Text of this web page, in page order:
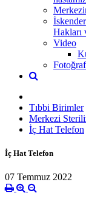
Hakları
Video
Tıbbi Birimler
Merkezi
İç Hat Telefon
İç Hat Telefon
07 Temmuz 2022